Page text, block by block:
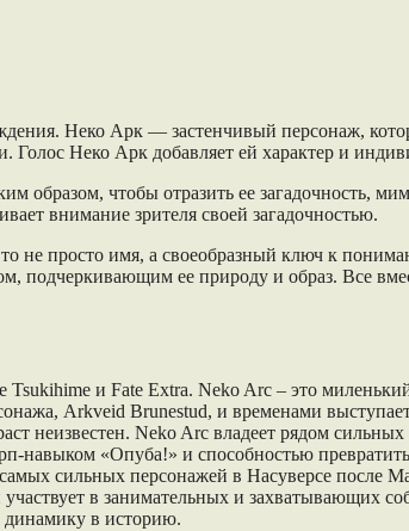
Неко Арк — застенчивый персонаж,
Голос Неко Арк добавляет ей характер и
чтобы отразить ее загадочность,
внимание зрителя своей загадочностью.
просто имя, а своеобразный ключ к
подчеркивающим ее природу и образ. Все
и Fate Extra. Neko Arc – это
Arkveid Brunestud, и временами
неизвестен. Neko Arc владеет рядом
навыком «Опуба!» и способностью
сильных персонажей в Насуверсе после
в занимательных и захватывающих
в историю.